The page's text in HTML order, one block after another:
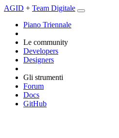
AGID + Team Digitale
Piano Triennale
Le community
Developers
Designers
Gli strumenti
Forum
Docs
GitHub